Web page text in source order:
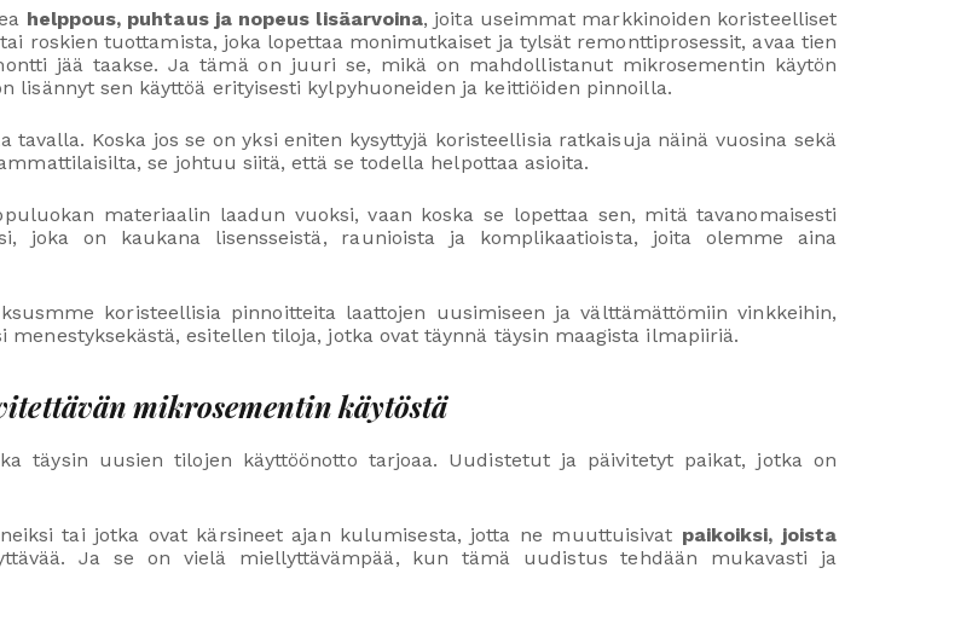
helppous, puhtaus ja nopeus lisäarvoina, joita useimmat markkinoiden koristeelliset
tai roskien tuottamista, joka lopettaa monimutkaiset ja tylsät remonttiprosessit, avaa tien
jää taakse. Ja tämä on juuri se, mikä on mahdollistanut mikrosementin käytön
lisännyt sen käyttöä erityisesti kylpyhuoneiden ja keittiöiden pinnoilla.
Koska jos se on yksi eniten kysyttyjä koristeellisia ratkaisuja näinä vuosina sekä
se johtuu siitä, että se todella helpottaa asioita.
materiaalin laadun vuoksi, vaan koska se lopettaa sen, mitä tavanomaisesti
joka on kaukana lisensseistä, raunioista ja komplikaatioista, joita olemme aina
koristeellisia pinnoitteita laattojen uusimiseen ja välttämättömiin vinkkeihin,
esitellen tiloja, jotka ovat täynnä täysin maagista ilmapiiriä.
mikrosementin käytöstä
täysin uusien tilojen käyttöönotto tarjoaa. Uudistetut ja päivitetyt paikat, jotka on
tai jotka ovat kärsineet ajan kulumisesta, jotta ne muuttuisivat paikoiksi, joista
Ja se on vielä miellyttävämpää, kun tämä uudistus tehdään mukavasti ja